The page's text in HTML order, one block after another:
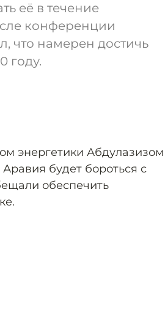
её в течение
конференции
что намерен достичь
году.
энергетики Абдулазизом
будет бороться с
обеспечить